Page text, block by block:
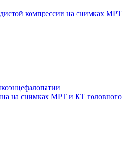
компрессии на снимках МРТ
на снимках МРТ и КТ головного